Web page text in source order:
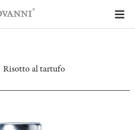
Risotto al tartufo